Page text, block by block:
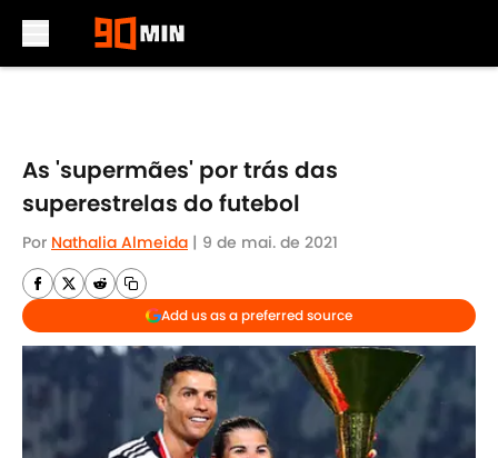
As 'supermães' por trás das
superestrelas do futebol
Por Nathalia Almeida | 9 de mai. de 2021
Add us as a preferred source